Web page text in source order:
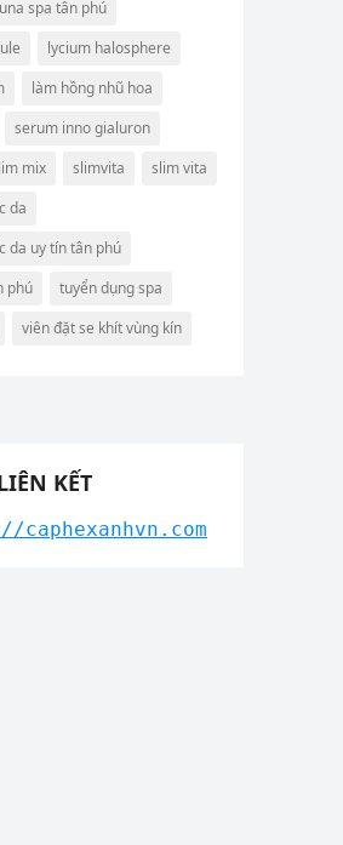
spa tân phú
lycium halosphere
làm hồng nhũ hoa
serum inno gialuron
mix slimvita
slim vita
da
da uy tín tân phú
phú
tuyển dụng spa
viên đặt se khít vùng kín
KẾT